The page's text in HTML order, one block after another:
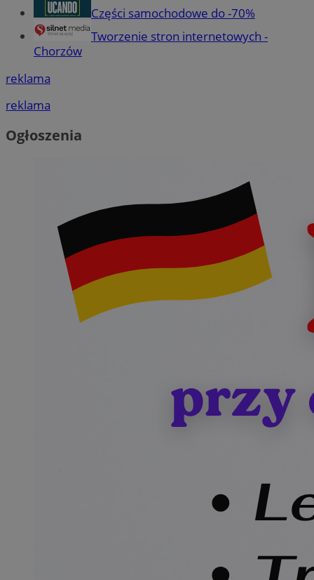
Części samochodowe do -70%
Tworzenie stron internetowych -
Chorzów
reklama
reklama
Ogłoszenia